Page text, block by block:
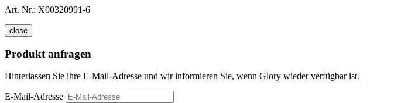
Art. Nr.: X00320991-6
close
Produkt anfragen
Hinterlassen Sie ihre E-Mail-Adresse und wir informieren Sie, wenn Glory wieder verfügbar ist.
E-Mail-Adresse